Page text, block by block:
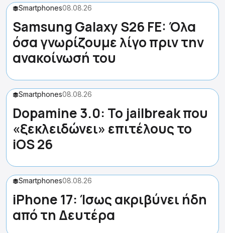
Smartphones08.08.26
Samsung Galaxy S26 FE: Όλα
όσα γνωρίζουμε λίγο πριν την
ανακοίνωσή του
Smartphones08.08.26
Dopamine 3.0: Το jailbreak που
«ξεκλειδώνει» επιτέλους το
iOS 26
Smartphones08.08.26
iPhone 17: Ίσως ακριβύνει ήδη
από τη Δευτέρα